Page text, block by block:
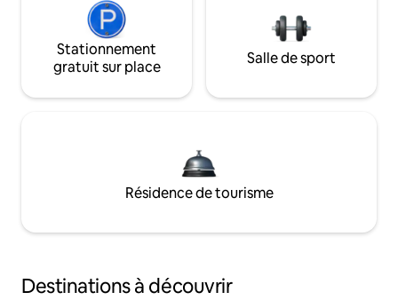
Stationnement
gratuit sur place
Salle de sport
Résidence de tourisme
Destinations à découvrir